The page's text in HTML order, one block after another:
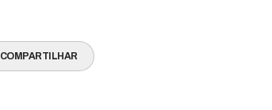
COMPARTILHAR